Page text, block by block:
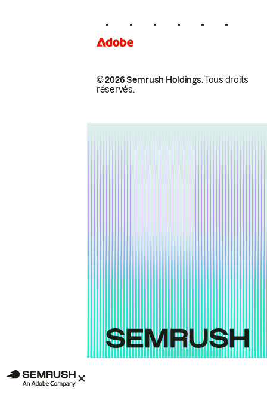
© 2026 Semrush Holdings.Tous droits
réservés.